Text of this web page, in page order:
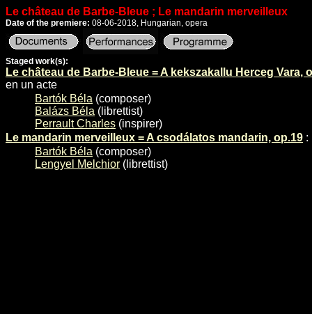
Le château de Barbe-Bleue ; Le mandarin merveilleux
Date of the premiere: 08-06-2018, Hungarian, opera
Staged work(s):
Le château de Barbe-Bleue = A kekszakallu Herceg Vara,
en un acte
Bartók Béla (composer)
Balázs Béla (librettist)
Perrault Charles (inspirer)
Le mandarin merveilleux = A csodálatos mandarin, op.19 :
Bartók Béla (composer)
Lengyel Melchior (librettist)